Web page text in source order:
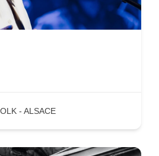
- ALSACE